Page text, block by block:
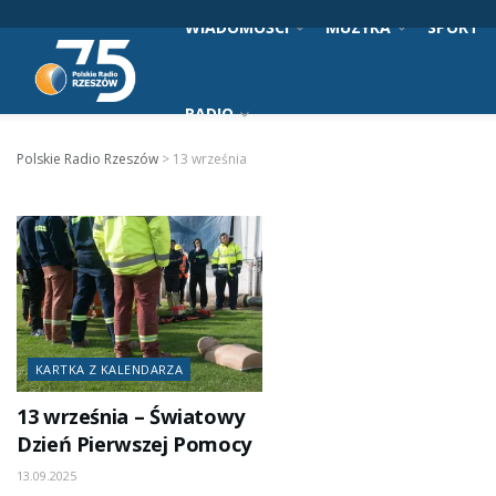
WIADOMOŚCI MUZYKA SPORT
RADIO
Polskie Radio Rzeszów > 13 września
KARTKA Z KALENDARZA
13 września – Światowy
Dzień Pierwszej Pomocy
13.09.2025